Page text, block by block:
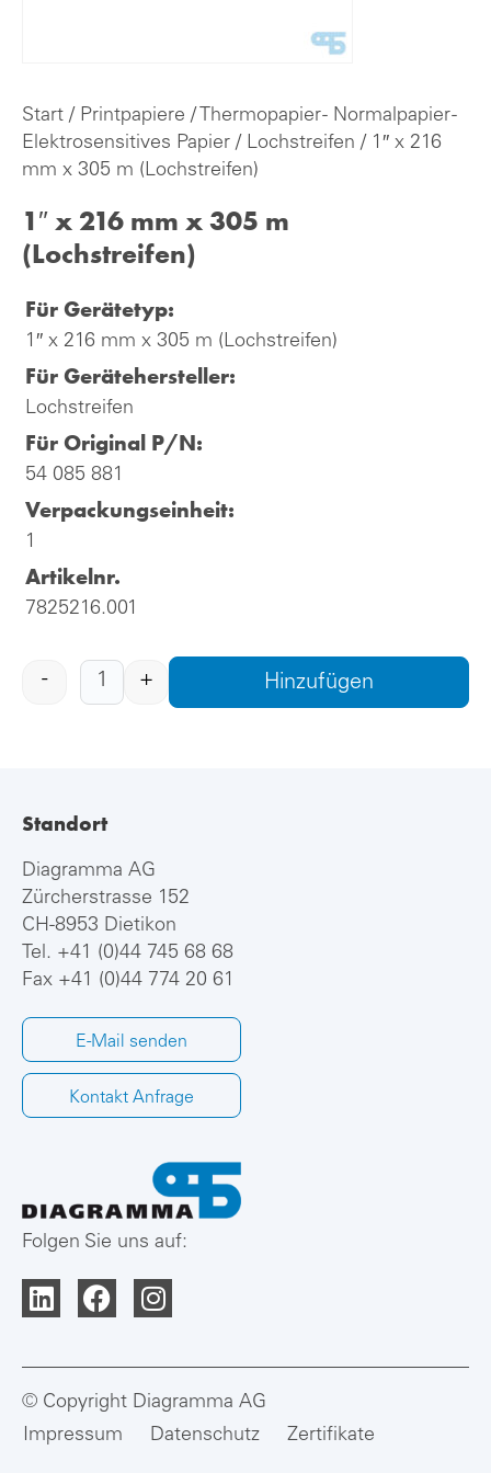
Start / Printpapiere / Thermopapier - Normalpapier -
Elektrosensitives Papier / Lochstreifen / 1″ x 216
mm x 305 m (Lochstreifen)
1″ x 216 mm x 305 m
(Lochstreifen)
Für Gerätetyp:
1″ x 216 mm x 305 m (Lochstreifen)
Für Gerätehersteller:
Lochstreifen
Für Original P/N:
54 085 881
Verpackungseinheit:
1
Artikelnr.
7825216.001
- + Hinzufügen
Standort
Diagramma AG
Zürcherstrasse 152
CH-8953 Dietikon
Tel. +41 (0)44 745 68 68
Fax +41 (0)44 774 20 61
E-Mail senden
Kontakt Anfrage
Folgen Sie uns auf:
© Copyright Diagramma AG
Impressum
Datenschutz Zertifikate